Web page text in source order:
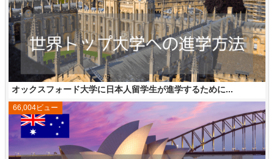
オックスフォード大学に日本人留学生が進学するために...
66,004ビュー